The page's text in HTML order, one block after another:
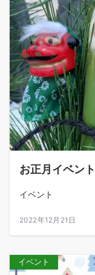
お正月イベン
イベント
2022年12月21日
イベント